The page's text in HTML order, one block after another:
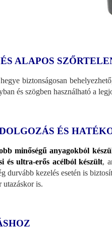
ALAPOS
biztonságosan
és szögben használható a
ÉS
minőségű anyagokból
és ultra-erős acélból készült,
durvább kezelés esetén is
utazáskor is.